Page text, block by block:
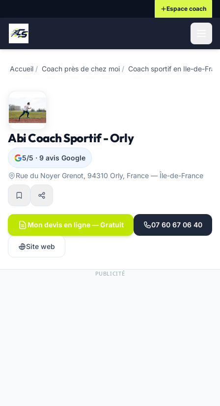
Espace coach
Accueil / Coach près de chez moi / Coach sportif en Ile-de-
Abi Coach Sportif - Orly
5/5 · 9 avis Google
Rue du Noyer Grenot, 94310 Orly, France — Île-de-France
Mon devis en ligne — Gratuit 07 60 67 06 40
Site web
PUBLICITÉ